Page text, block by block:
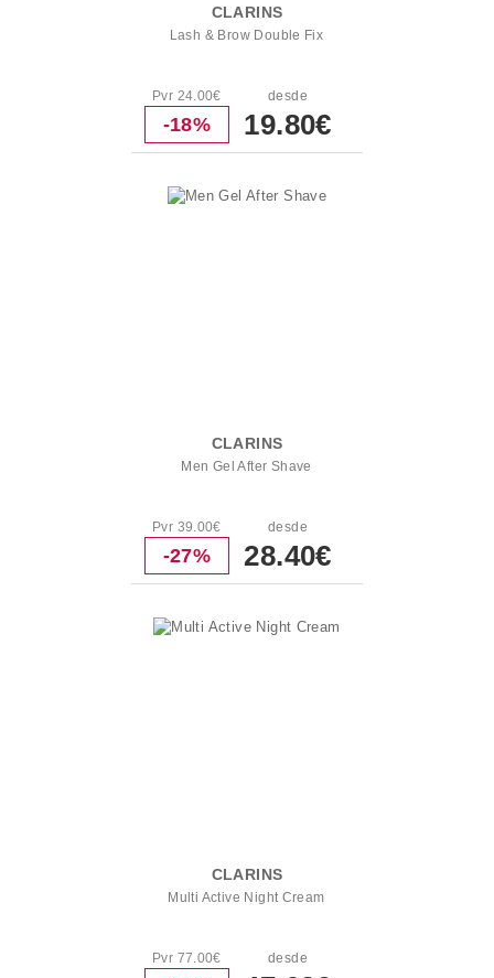
CLARINS
Lash & Brow Double Fix
Pvr 24.00€
-18%
desde
19.80€
CLARINS
Men Gel After Shave
Pvr 39.00€
-27%
desde
28.40€
CLARINS
Multi Active Night Cream
Pvr 77.00€ desde